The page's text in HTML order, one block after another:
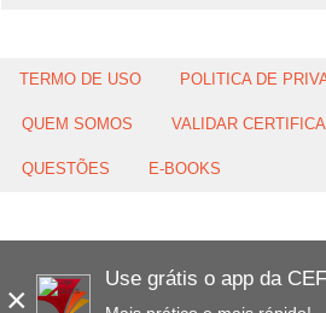
×
Use grátis o app da
TERMO DE USO POLITICA DE
QUEM SOMOS VALIDAR
QUESTÕES E-BOOKS